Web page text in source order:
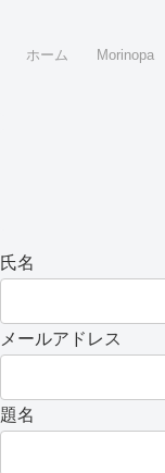
ホーム Morinopa
氏名
メールアドレス
題名